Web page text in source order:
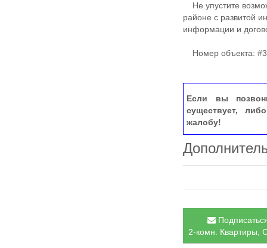
Не упустите
районе с развитой
информации и
Номер объекта:
Если вы
существует,
жалобу!
2-комн. Квартиры,